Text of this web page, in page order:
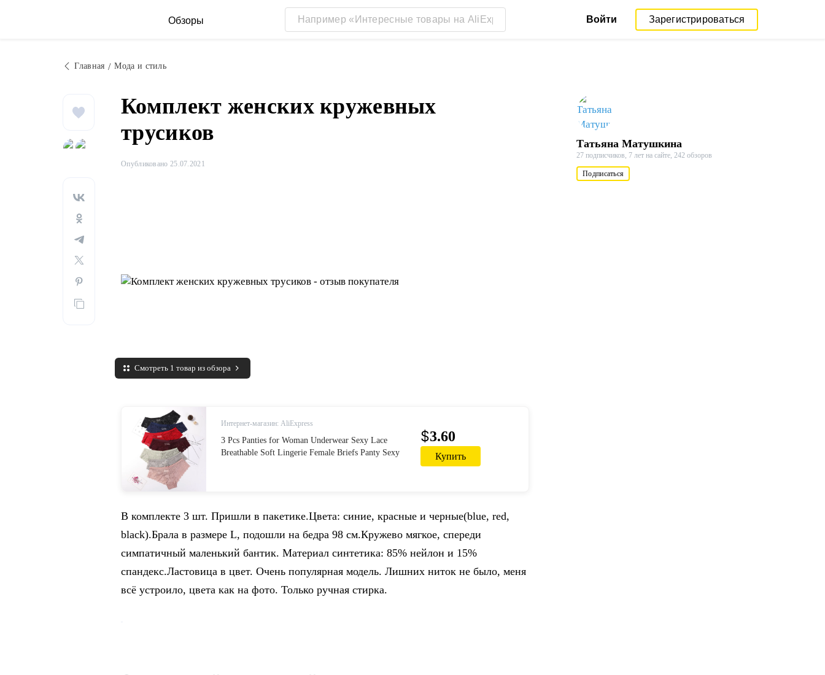
Обзоры Войти Зарегистрироваться
Главная Мода и стиль
Комплект женских кружевных
трусиков
Опубликовано 25.07.2021
Смотреть 1 товар из обзора
Интернет-магазин: AliExpress
3 Pcs Panties for Woman Underwear Sexy Lace
Breathable Soft Lingerie Female Briefs Panty Sexy
$3.60
Купить
В комплекте 3 шт. Пришли в пакетике.Цвета: синие, красные и черные(blue, red,
black).Брала в размере L, подошли на бедра 98 см.Кружево мягкое, спереди
симпатичный маленький бантик. Материал синтетика: 85% нейлон и 15%
спандекс.Ластовица в цвет. Очень популярная модель. Лишних ниток не было, меня
всё устроило, цвета как на фото. Только ручная стирка.
Татьяна Матушкина
27 подписчиков, 7 лет на сайте, 242 обзоров
Подписаться